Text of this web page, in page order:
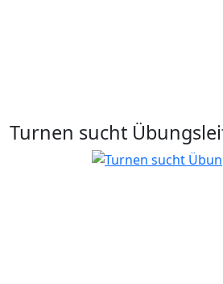
Turnen sucht